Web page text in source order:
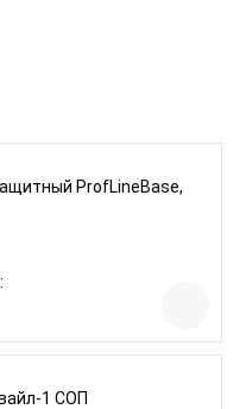
ProfLineBase,
1 СОП